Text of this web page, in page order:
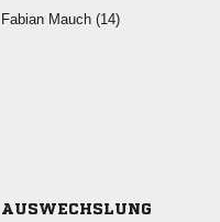
  
AUSWECHSLUNG